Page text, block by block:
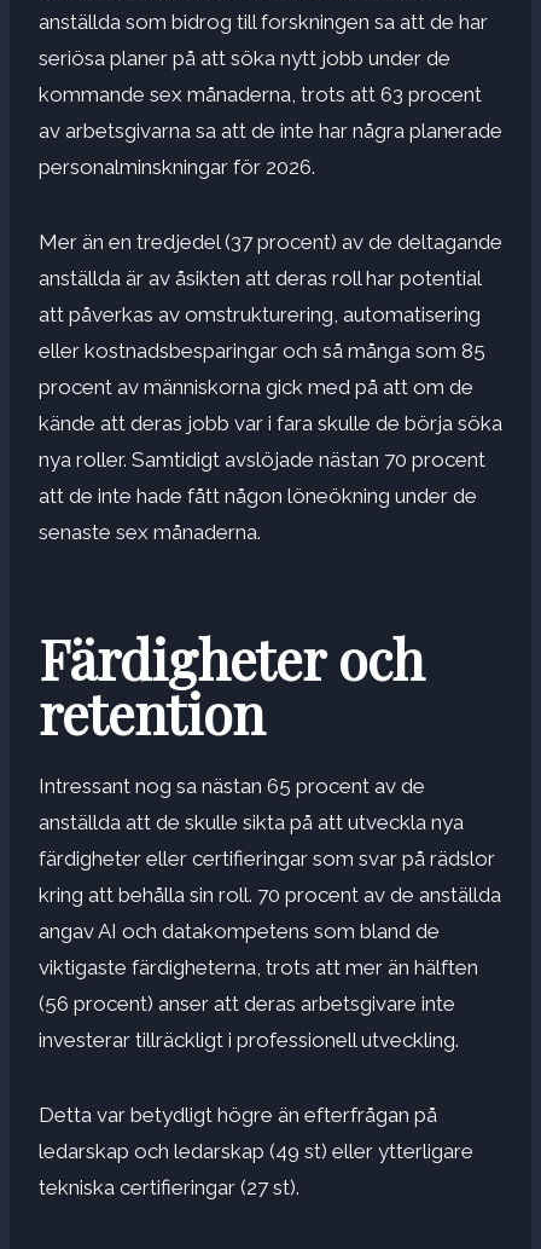
anställda som bidrog till forskningen sa att de har
seriösa planer på att söka nytt jobb under de
kommande sex månaderna, trots att 63 procent
av arbetsgivarna sa att de inte har några planerade
personalminskningar för 2026.
Mer än en tredjedel (37 procent) av de deltagande
anställda är av åsikten att deras roll har potential
att påverkas av omstrukturering, automatisering
eller kostnadsbesparingar och så många som 85
procent av människorna gick med på att om de
kände att deras jobb var i fara skulle de börja söka
nya roller. Samtidigt avslöjade nästan 70 procent
att de inte hade fått någon löneökning under de
senaste sex månaderna.
Färdigheter och
retention
Intressant nog sa nästan 65 procent av de
anställda att de skulle sikta på att utveckla nya
färdigheter eller certifieringar som svar på rädslor
kring att behålla sin roll. 70 procent av de anställda
angav AI och datakompetens som bland de
viktigaste färdigheterna, trots att mer än hälften
(56 procent) anser att deras arbetsgivare inte
investerar tillräckligt i professionell utveckling.
Detta var betydligt högre än efterfrågan på
ledarskap och ledarskap (49 st) eller ytterligare
tekniska certifieringar (27 st).